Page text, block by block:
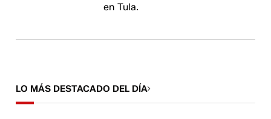
en Tula.
LO MÁS DESTACADO DEL DÍA